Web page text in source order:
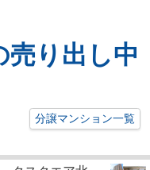
売り出し中
分譲マンション一覧